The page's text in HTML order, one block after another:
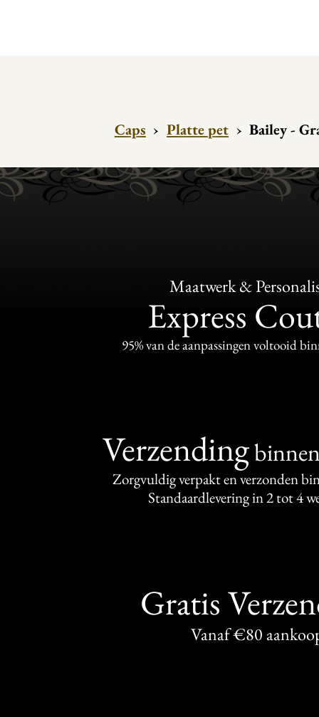
Caps › Platte pet › Bailey -
Maatwerk &
Express
95% van de aanpassingen voltooid
Verzending
Zorgvuldig verpakt en verzonden
Standaardlevering in 2 tot 4
Gratis
Vanaf €80